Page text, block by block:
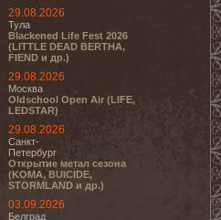
29.08.2026
Тула
Blackened Life Fest 2026
(LITTLE DEAD BERTHA,
FIEND и др.)
29.08.2026
Москва
Oldschool Open Air (LIFE,
LEDSTAR)
29.08.2026
Санкт-
Петербург
Открытие метал сезона
(KOMA, BUICIDE,
STORMLAND и др.)
03.09.2026
Белград